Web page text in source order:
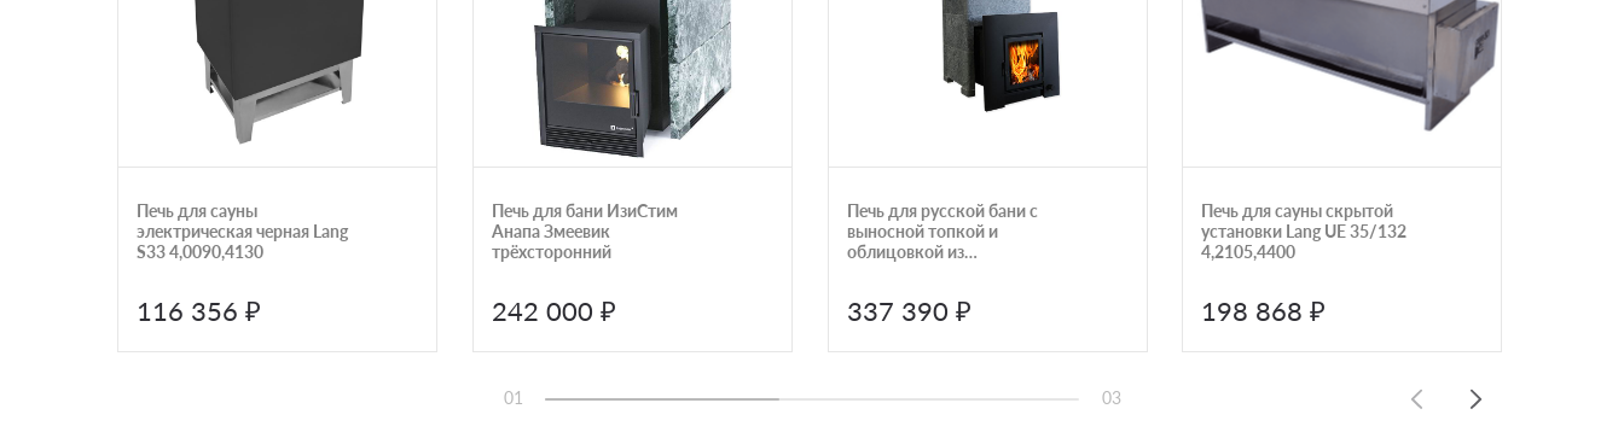
Печь для сауны
электрическая черная Lang
S33 4,0090,4130
116 356 ₽
Печь для бани ИзиСтим
Анапа Змеевик
трёхсторонний
242 000 ₽
Печь для русской бани с
выносной топкой и
облицовкой из
337 390 ₽
Печь для сауны скрытой
установки Lang UE 35/132
4,2105,4400
198 868 ₽
01 03